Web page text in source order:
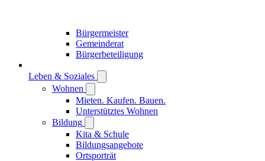
Bürgermeister
Gemeinderat
Bürgerbeteiligung
Leben & Soziales
Wohnen
Mieten. Kaufen. Bauen.
Unterstütztes Wohnen
Bildung
Kita & Schule
Bildungsangebote
Ortsporträt